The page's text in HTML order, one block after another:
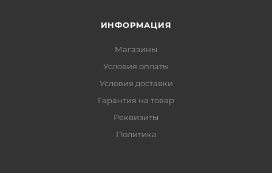
ИНФОРМАЦИЯ
Магазины
Условия оплаты
Условия доставки
Гарантия на товар
Реквизиты
Политика